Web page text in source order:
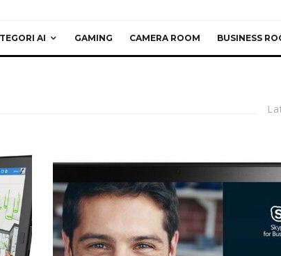
AI GAMING CAMERA ROOM BUSINESS